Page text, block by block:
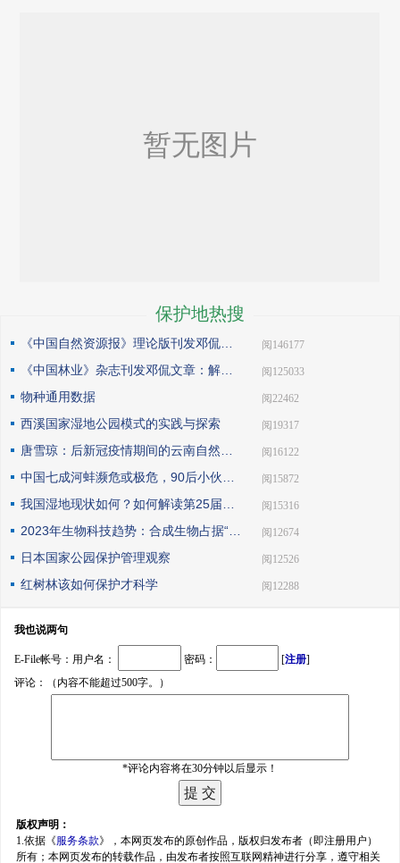
保护地热搜
| 阅146177
| 阅125033
物种通用数据 | 阅22462
西溪国家湿地公园模式的实践与探索 | 阅19317
| 阅16122
| 阅15872
| 阅15316
| 阅12674
日本国家公园保护管理观察 | 阅12526
红树林该如何保护才科学 | 阅12288
我也说两句
E-File帐号：用户名： 密码： [注册]
评论：（内容不能超过500字。）
*评论内容将在30分钟以后显示！
版权声明：
1.依据《服务条款》，本网页发布的原创作品，版权归发布者（即注册用户）
所有；本网页发布的转载作品，由发布者按照互联网精神进行分享，遵守相关